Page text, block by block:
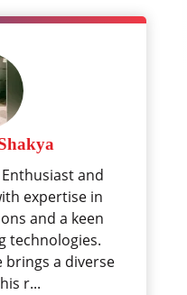
and
expertise in
and a keen
technologies.
brings a diverse
r...